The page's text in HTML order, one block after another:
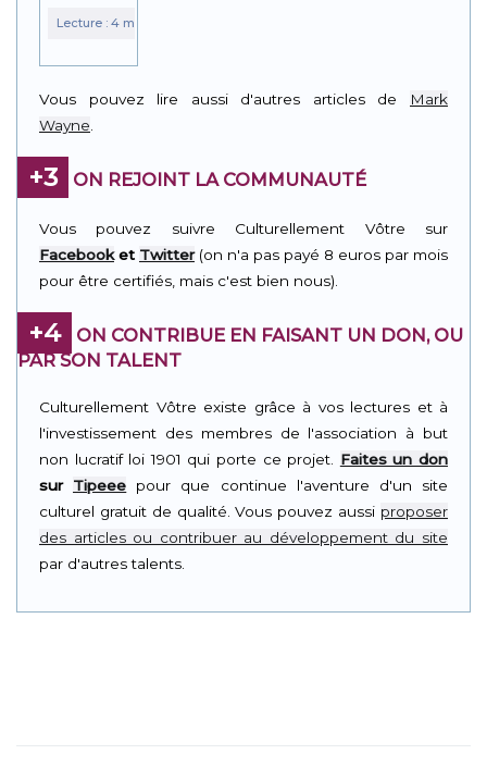
Vous pouvez lire aussi d'autres articles de
Mark
Wayne.
+3 ON REJOINT LA COMMUNAUTÉ
Vous pouvez suivre Culturellement Vôtre sur
Facebooket Twitter(on n'a pas payé 8 euros par mois
pour être certifiés, mais c'est bien nous).
+4
ON CONTRIBUE EN FAISANT UN DON, OU
PAR SON TALENT
Culturellement Vôtre existe grâce à vos lectures et à
l'investissement des membres de l'association à but
non lucratif loi 1901 qui porte ce projet. Faites un don
sur Tipeee pour que continue l'aventure d'un site
culturel gratuit de qualité. Vous pouvez aussi proposer
des articles ou contribuer au développement du site
par d'autres talents.